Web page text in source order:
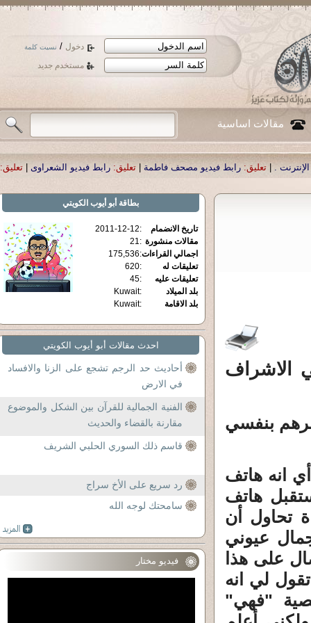
دخول / نسيت كلمة
مستخدم جديد
مقالات اساسية
فيديو مصحف فاطمة| تعليق: رابط فيديو الشعراوى تعليق: ربنا يكرمه بالشفاء
الاشراف
بنفسي
انه هاتف
هاتف
تحاول أن
عيوني
على هذا
لي انه
"فهي"
بطاقة أبو أيوب الكويتي
تاريخ الانضمام :
2011-12-12
مقالات منشورة :
21
اجمالي القراءات:
175,536
تعليقات له
:
620
تعليقات عليه
:
45
بلد الميلاد
:
Kuwait
بلد الاقامة
:
Kuwait
احدث مقالات أبو أيوب الكويتي
أحاديث حد الرجم تشجع على الزنا والافساد
في الارض
الفنية الجمالية للقرآن بين الشكل والموضوع
مقارنة بالقضاء والحديث
قاسم ذلك السوري الحلبي الشريف
رد سريع على الأخ سراج
سامحتك لوجه الله
فيديو مختار